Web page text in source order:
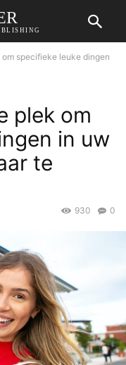
specifieke leuke dingen
plek om
in uw
te
0
930